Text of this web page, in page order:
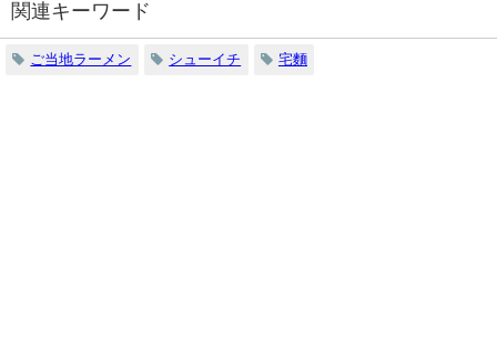
関連キーワード
ご当地ラーメン シューイチ 宅麵